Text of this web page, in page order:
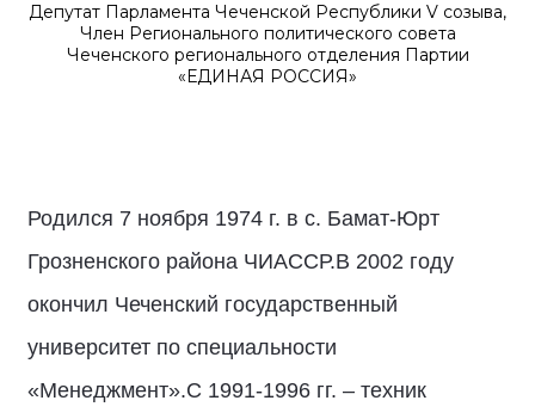
Депутат Парламента Чеченской Республики V созыва,
Член Регионального политического совета
Чеченского регионального отделения Партии
«ЕДИНАЯ РОССИЯ»
Родился 7 ноября 1974 г. в с. Бамат-Юрт
Грозненского района ЧИАССР.В 2002 году
окончил Чеченский государственный
университет по специальности
«Менеджмент».С 1991-1996 гг. – техник